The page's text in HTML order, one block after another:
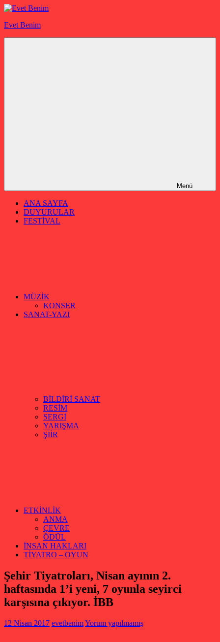
İçeriğe
Evet Benim
Menü
ANA SAYFA
DUYURULAR
FESTİVAL
MÜZİK
KONSER
SANAT-YAZI
BİLDİRİ SANAT
RESİM
SERGİ
YARIŞMA
ŞİİR
ETKİNLİK
ANMA
ÇEVRE
ÖDÜL
İNSAN HAKLARI
TİYATRO – OYUN
Şehir Tiyatroları, Nisan ayının 2.
haftasında 1’i yeni, 7 oyunla seyirci
karşısına çıkıyor. İBB
12 Nisan 2017 evetbenimYorum yapılmamış